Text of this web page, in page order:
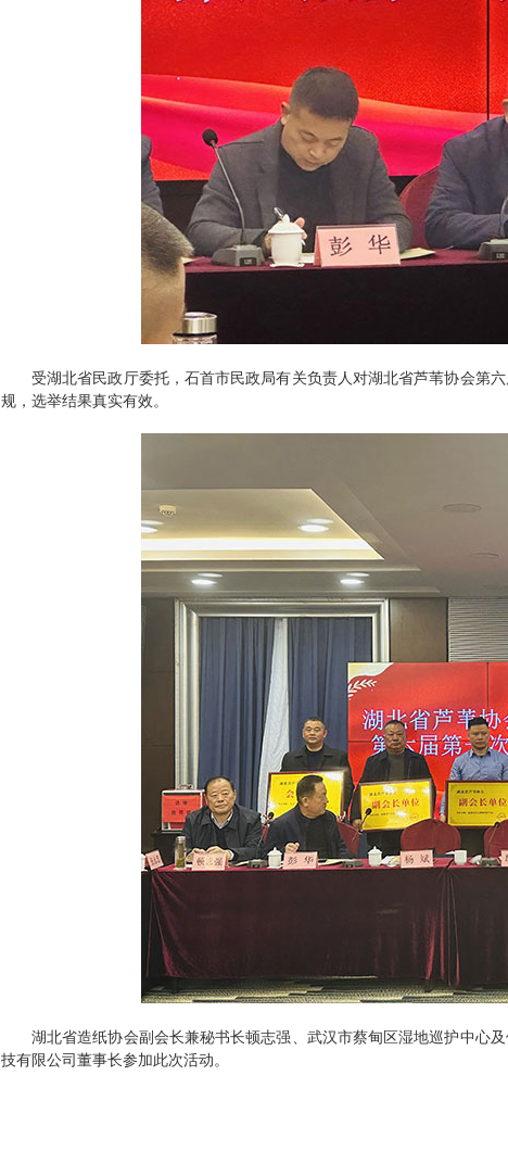
受湖北省民政厅委托，石首市民政局有关负责人对湖北省芦苇协会第
规，选举结果真实有效。
湖北省造纸协会副会长兼秘书长顿志强、武汉市蔡甸区湿地巡护中心
技有限公司董事长参加此次活动。